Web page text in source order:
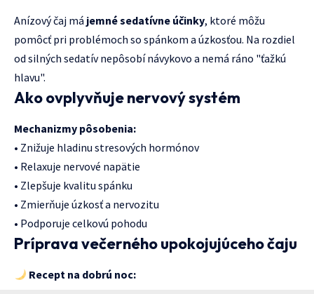
Anízový čaj má jemné sedatívne účinky, ktoré môžu
pomôcť pri problémoch so spánkom a úzkosťou. Na rozdiel
od silných sedatív nepôsobí návykovo a nemá ráno "ťažkú
hlavu".
Ako ovplyvňuje nervový systém
Mechanizmy pôsobenia:
• Znižuje hladinu stresových hormónov
• Relaxuje nervové napätie
• Zlepšuje kvalitu spánku
• Zmierňuje úzkosť a nervozitu
• Podporuje celkovú pohodu
Príprava večerného upokojujúceho čaju
Recept na dobrú noc: